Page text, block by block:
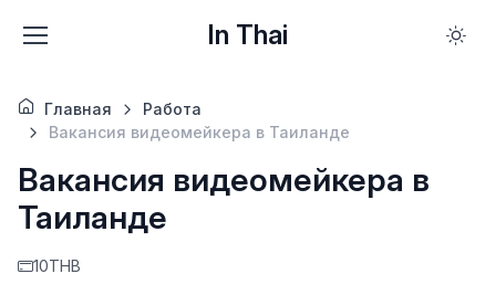
In Thai
Главная
Работа
Вакансия видеомейкера в Таиланде
Вакансия видеомейкера в
Таиланде
10THB